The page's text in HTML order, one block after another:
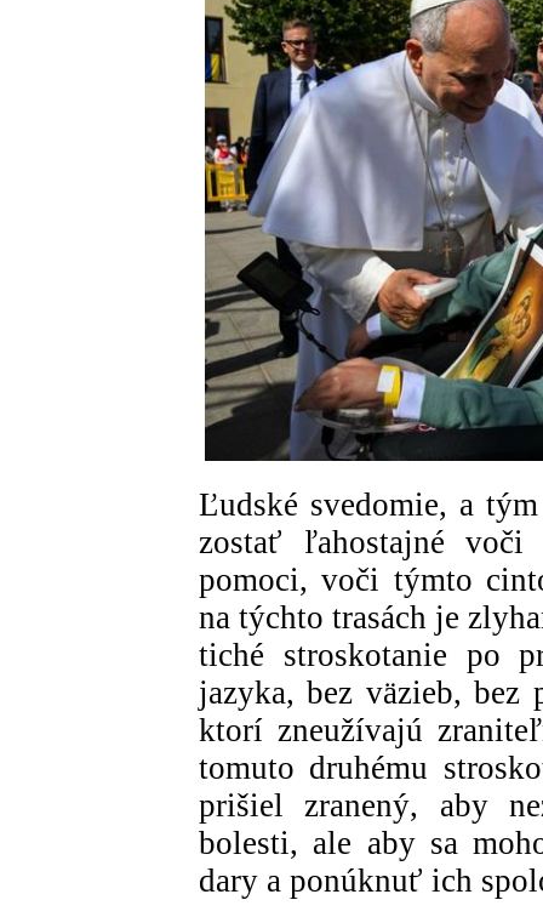
Ľudské svedomie, a
zostať ľahostajné voči
pomoci, voči týmto
na týchto trasách je
tiché stroskotanie po
jazyka, bez väzieb, bez
ktorí zneužívajú
tomuto druhému
prišiel zranený, aby
bolesti, ale aby sa
dary a ponúknuť ich